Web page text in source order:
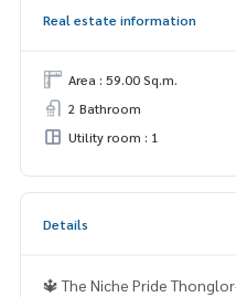
Real estate information
Area : 59.00 Sq.m.
2 Bathroom
Utility room : 1
Details
🔱 The Niche Pride